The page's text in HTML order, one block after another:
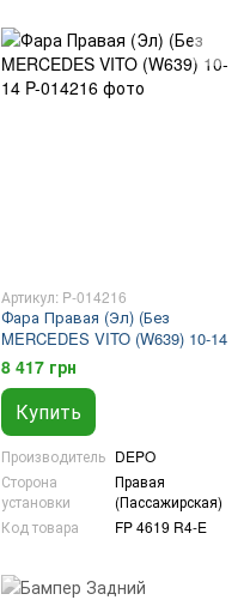
Артикул: P-014216
Фара Правая (Эл) (Без
MERCEDES VITO (W639) 10-14
8 417 грн
Купить
Производитель DEPO
Сторона
установки
Правая
(Пассажирская)
Код товара
FP 4619 R4-E